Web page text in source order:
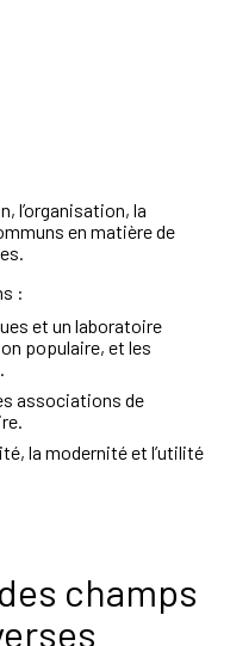
l’organisation, la
en matière de
:
et un laboratoire
populaire, et les
associations de
la modernité et l’utilité
champs